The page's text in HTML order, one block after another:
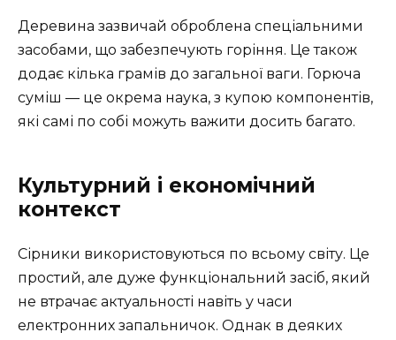
Деревина зазвичай оброблена спеціальними
засобами, що забезпечують горіння. Це також
додає кілька грамів до загальної ваги. Горюча
суміш — це окрема наука, з купою компонентів,
які самі по собі можуть важити досить багато.
Культурний і економічний
контекст
Сірники використовуються по всьому світу. Це
простий, але дуже функціональний засіб, який
не втрачає актуальності навіть у часи
електронних запальничок. Однак в деяких